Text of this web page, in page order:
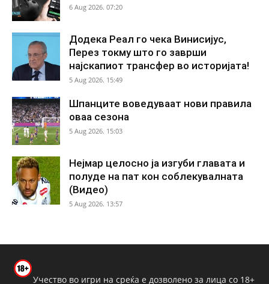
6 Aug 2026. 07:20
Додека Реал го чека Винисијус,
Перез токму што го заврши
најскапиот трансфер во историјата!
5 Aug 2026. 15:49
Шпанците воведуваат нови правила
оваа сезона
5 Aug 2026. 15:03
Нејмар целосно ја изгуби главата и
полуде на пат кон соблекувалната
(Видео)
5 Aug 2026. 13:57
Учество во игри на среќа е дозволено за лица со 18+